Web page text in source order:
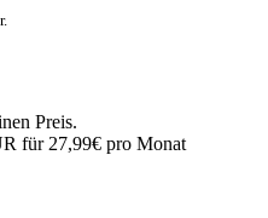
Preis.
für 27,99€ pro Monat